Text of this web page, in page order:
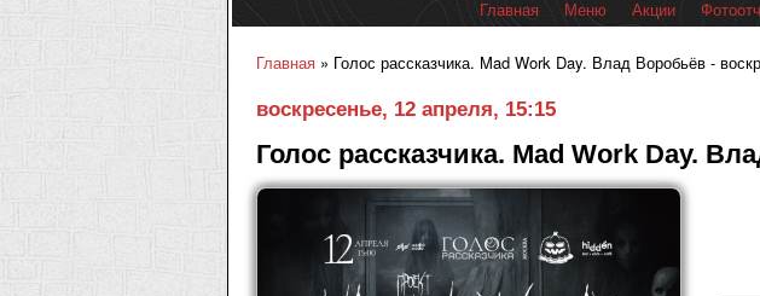
Главное меню
Главная Меню Акции
Главная » Голос рассказчика. Mad Work Day. Влад Воробьёв -
воскресенье, 12 апреля, 15:15
Голос рассказчика. Mad Work Day.